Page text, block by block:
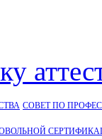
СОВЕТ ПО